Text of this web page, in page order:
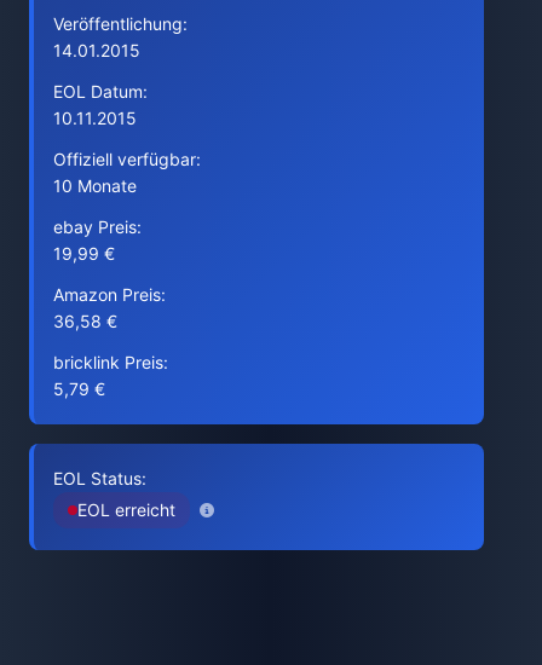
Veröffentlichung:
14.01.2015
EOL Datum:
10.11.2015
Offiziell verfügbar:
10 Monate
ebay Preis:
19,99 €
Amazon Preis:
36,58 €
bricklink Preis:
5,79 €
EOL Status:
EOL erreicht